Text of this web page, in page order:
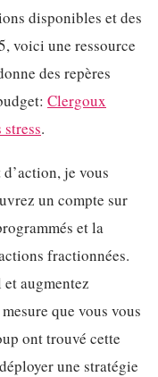
disponibles et des
voici une ressource
des repères
Clergoux
stress.
je vous
un compte sur
et la
fractionnées.
augmentez
que vous vous
ont trouvé cette
une stratégie